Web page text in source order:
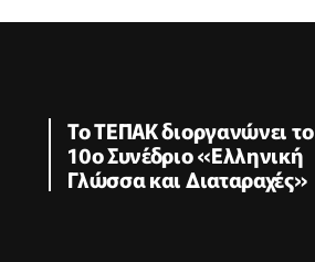
Το ΤΕΠΑΚ διοργανώνει το
10ο Συνέδριο «Ελληνική
Γλώσσα και Διαταραχές»